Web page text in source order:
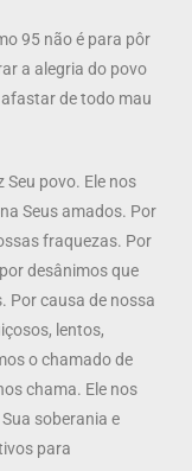
95 não é para pôr
a alegria do povo
de todo mau
Seu povo. Ele nos
Seus amados. Por
fraquezas. Por
desânimos que
Por causa de nossa
lentos,
o chamado de
chama. Ele nos
soberania e
para